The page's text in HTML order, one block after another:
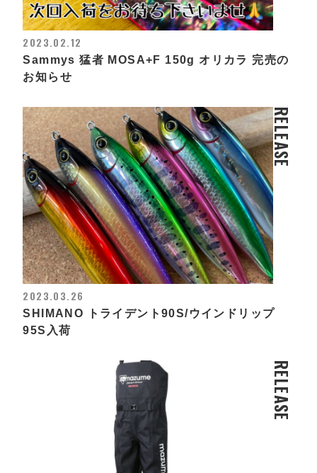
2023.02.12
Sammys 猛者 MOSA+F 150g オリカラ 完売の
お知らせ
RELEASE
2023.03.26
SHIMANO トライデント90S/ウインドリップ
95S入荷
RELEASE